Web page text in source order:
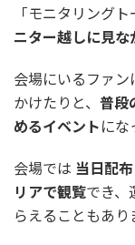
「モニタリング
ニター越しに見
会場にいるファ
かけたりと、 普段
めるイベントにな
会場では 当日配
リアで観覧でき、
らえることもあり